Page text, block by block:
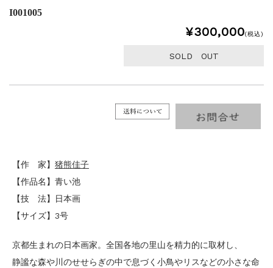
I001005
¥300,000(税込)
SOLD OUT
【作 家】 猪熊佳子
【作品名】青い池
【技 法】日本画
【サイズ】3号
京都生まれの日本画家。全国各地の里山を精力的に取材し、
静謐な森や川のせせらぎの中で息づく小鳥やリスなどの小さな命